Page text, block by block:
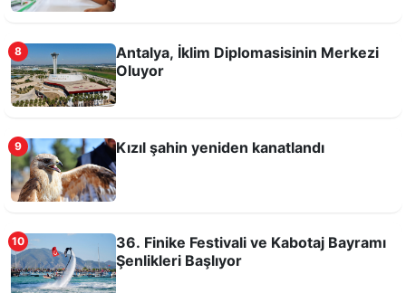
Kurşunlu Kent Mezarlığı’nın yüzde 20’si doldu
Aslan Burcunda Güneş Tutulması
8
Antalya, İklim Diplomasisinin Merkezi
Oluyor
9 Kızıl şahin yeniden kanatlandı
10
36. Finike Festivali ve Kabotaj Bayramı
Şenlikleri Başlıyor